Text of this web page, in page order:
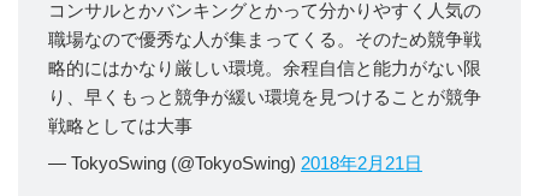
コンサルとかバンキングとかって分かりやすく人気の
職場なので優秀な人が集まってくる。そのため競争戦
略的にはかなり厳しい環境。余程自信と能力がない限
り、早くもっと競争が緩い環境を見つけることが競争
戦略としては大事
— TokyoSwing (@TokyoSwing) 2018年2月21日